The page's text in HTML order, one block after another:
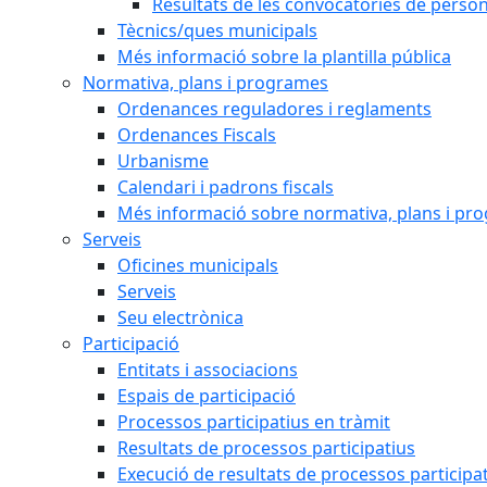
Tècnics/ques municipals
Més informació sobre la plantilla pública
Normativa, plans i programes
Ordenances reguladores i reglaments
Ordenances Fiscals
Urbanisme
Calendari i padrons fiscals
Més informació sobre normativa, plans i
Serveis
Oficines municipals
Serveis
Seu electrònica
Participació
Entitats i associacions
Espais de participació
Processos participatius en tràmit
Resultats de processos participatius
Execució de resultats de processos